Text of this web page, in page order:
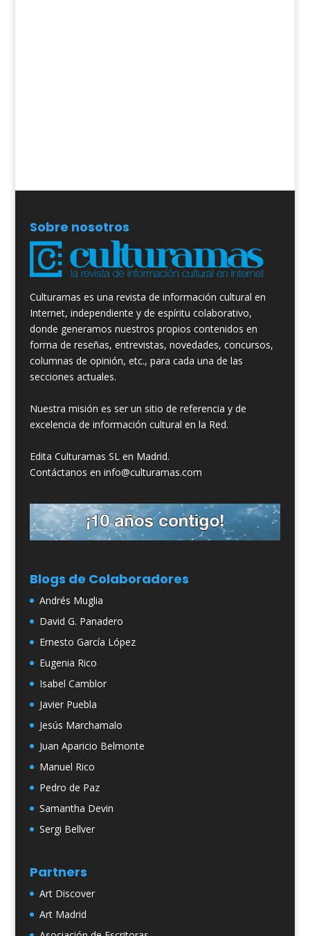
Sobre nosotros
Culturamas es una revista de información cultural en
Internet, independiente y de espíritu colaborativo,
donde generamos nuestros propios contenidos en
forma de reseñas, entrevistas, novedades, concursos,
columnas de opinión, etc., para cada una de las
secciones actuales.
Nuestra misión es ser un sitio de referencia y de
excelencia de información cultural en la Red.
Edita Culturamas SL en Madrid.
Contáctanos en info@culturamas.com
Blogs de Colaboradores
Andrés Muglia
David G. Panadero
Ernesto García López
Eugenia Rico
Isabel Camblor
Javier Puebla
Jesús Marchamalo
Juan Aparicio Belmonte
Manuel Rico
Pedro de Paz
Samantha Devin
Sergi Bellver
Partners
Art Discover
Art Madrid